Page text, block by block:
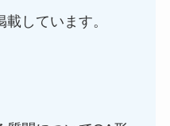
しています。